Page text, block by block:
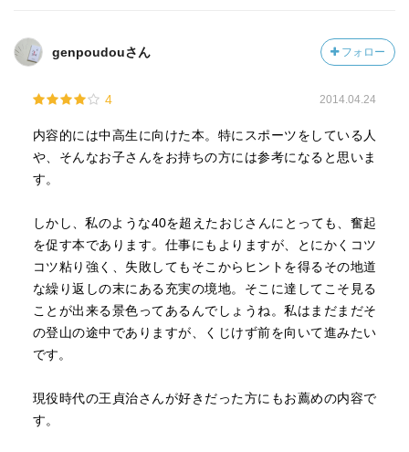
genpoudouさん フォロー
4 2014.04.24
内容的には中高生に向けた本。特にスポーツをしている人
や、そんなお子さんをお持ちの方には参考になると思いま
す。
しかし、私のような40を超えたおじさんにとっても、奮起
を促す本であります。仕事にもよりますが、とにかくコツ
コツ粘り強く、失敗してもそこからヒントを得るその地道
な繰り返しの末にある充実の境地。そこに達してこそ見る
ことが出来る景色ってあるんでしょうね。私はまだまだそ
の登山の途中でありますが、くじけず前を向いて進みたい
です。
現役時代の王貞治さんが好きだった方にもお薦めの内容で
す。